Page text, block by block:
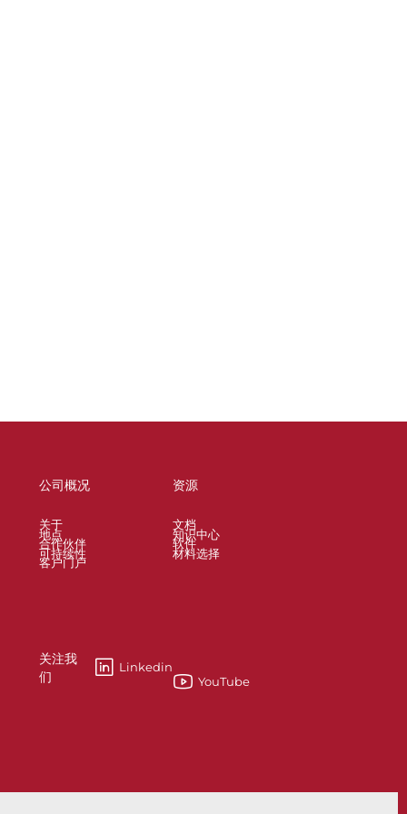
公司概况
关于
地点
合作伙伴
可持续性
客户门户
关注我
们
Linkedin
资源
文档
知识中心
软件
材料选择
YouTube